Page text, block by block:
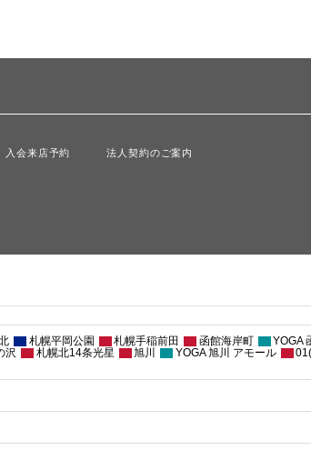
入会来店予約 法人契約のご案内
札幌平岡公園 札幌手稲前田 函館海岸町
YOGA
沢 札幌北14条光星 旭川 YOGA 旭川 アモール